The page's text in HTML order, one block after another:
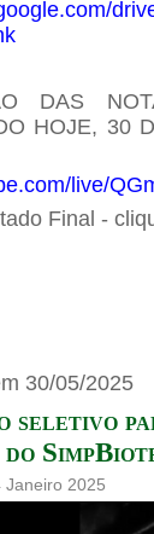
DAS
HOJE, 30
live/
Final -
30/05/2025
seletivo
Janeiro 2025